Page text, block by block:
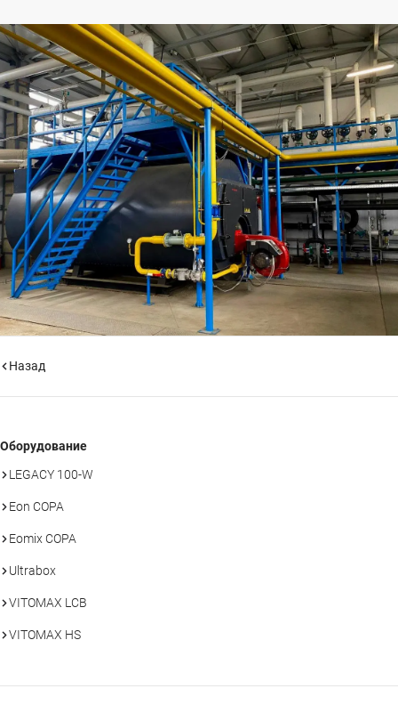
Назад
Оборудование
LEGACY 100-W
Eon COPA
Eomix COPA
Ultrabox
VITOMAX LCB
VITOMAX HS